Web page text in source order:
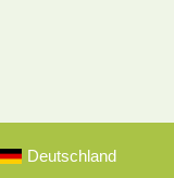
Deutschland